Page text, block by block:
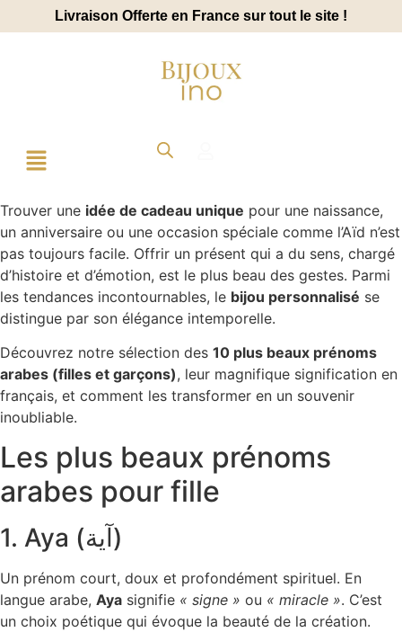
Livraison Offerte en France sur tout le site !
Trouver une idée de cadeau unique pour une naissance,
un anniversaire ou une occasion spéciale comme l’Aïd n’est
pas toujours facile. Offrir un présent qui a du sens, chargé
d’histoire et d’émotion, est le plus beau des gestes. Parmi
les tendances incontournables, le bijou personnalisé se
distingue par son élégance intemporelle.
Découvrez notre sélection des 10 plus beaux prénoms
arabes (filles et garçons), leur magnifique signification en
français, et comment les transformer en un souvenir
inoubliable.
Les plus beaux prénoms
arabes pour fille
1. Aya (آية)
Un prénom court, doux et profondément spirituel. En
langue arabe, Aya signifie « signe » ou « miracle ». C’est
un choix poétique qui évoque la beauté de la création.